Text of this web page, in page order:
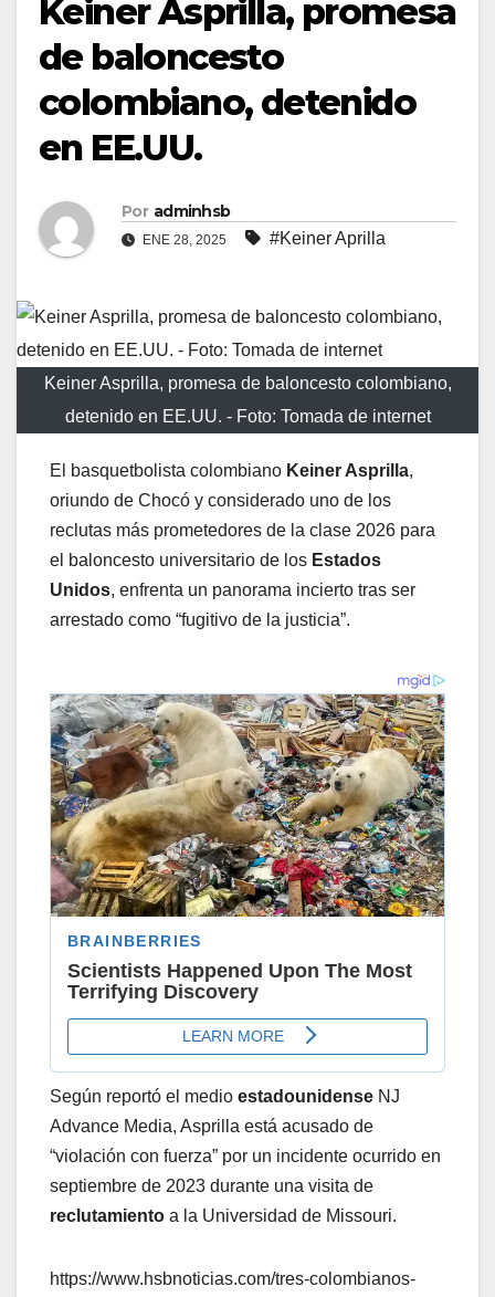
Keiner Asprilla, promesa
de baloncesto
colombiano, detenido
en EE.UU.
Por adminhsb
ENE 28, 2025 #Keiner Aprilla
Keiner Asprilla, promesa de baloncesto colombiano,
detenido en EE.UU. - Foto: Tomada de internet
El basquetbolista colombiano Keiner Asprilla,
oriundo de Chocó y considerado uno de los
reclutas más prometedores de la clase 2026 para
el baloncesto universitario de los Estados
Unidos, enfrenta un panorama incierto tras ser
arrestado como “fugitivo de la justicia”.
Según reportó el medio estadounidense NJ
Advance Media, Asprilla está acusado de
“violación con fuerza” por un incidente ocurrido en
septiembre de 2023 durante una visita de
reclutamiento a la Universidad de Missouri.
https://www.hsbnoticias.com/tres-colombianos-